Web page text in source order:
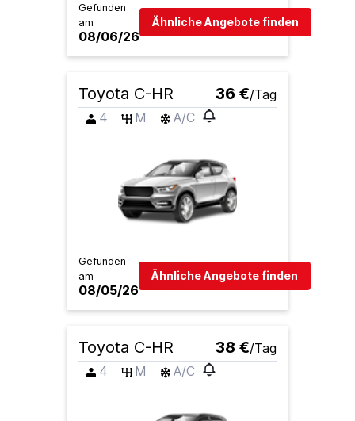
Gefunden
am
08/06/26
Ähnliche Angebote finden
Toyota C-HR 36 €/Tag
4
M A/C
Gefunden
am
08/05/26
Ähnliche Angebote finden
Toyota C-HR 38 €/Tag
4
M A/C